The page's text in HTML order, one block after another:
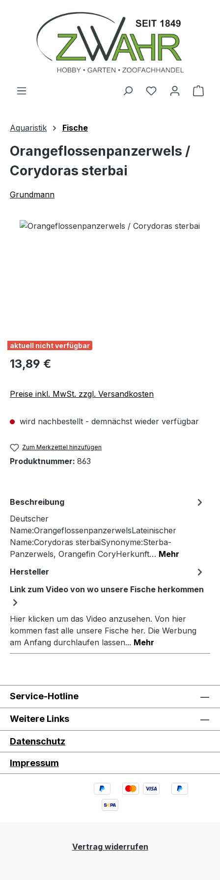
Zum Hauptinhalt springen
Aquaristik Fische
Orangeflossenpanzerwels /
Corydoras sterbai
Grundmann
Bildergalerie überspringen
aktuell nicht verfügbar
Regulärer Preis:
13,89 €
Preise inkl. MwSt. zzgl. Versandkosten
wird nachbestellt - demnächst wieder verfügbar
Zum Merkzettel hinzufügen
Produktnummer: 863
Beschreibung
Deutscher
Name:OrangeflossenpanzerwelsLateinischer
Name:Corydoras sterbaiSynonyme:Sterba-
Panzerwels, Orangefin CoryHerkunft… Mehr
Hersteller
Link zum Video von wo unsere Fische herkommen
Hier klicken um das Video anzusehen. Von hier
kommen fast alle unsere Fische her. Die Werbung
am Anfang durchlaufen lassen... Mehr
Service-Hotline
Weitere Links
Datenschutz
Impressum
Vertrag widerrufen